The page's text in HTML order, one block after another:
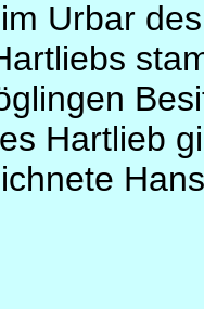
Urbar
Hartlieb